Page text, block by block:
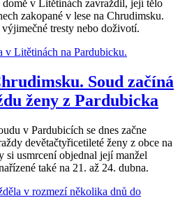
v Litětinách zavraždil, její tělo
zakopané v lese na Chrudimsku.
tresty nebo doživotí.
Soud začíná
ženy z Pardubicka
v Pardubicích se dnes začne
devětačtyřicetileté ženy z obce na
si usmrcení objednal její manžel
také na 21. až 24. dubna.